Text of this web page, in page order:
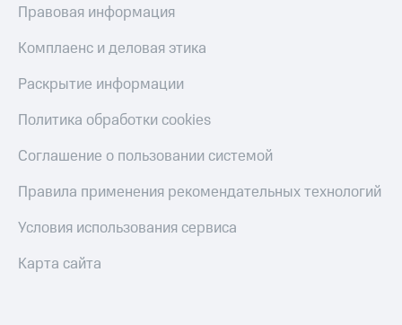
Правовая информация
Комплаенс и деловая этика
Раскрытие информации
Политика обработки cookies
Соглашение о пользовании системой
Правила применения рекомендательных технологий
Условия использования сервиса
Карта сайта